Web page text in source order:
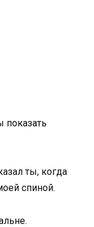
показать
ты, когда
спиной.